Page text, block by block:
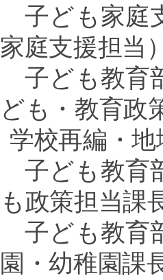
子ども家庭
家庭支援担
子ども教育
ども・教育政
学校再編・
子ども教育
も政策担当
子ども教育
園・幼稚園